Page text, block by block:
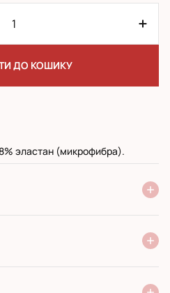
ДО КОШИКУ
эластан (микрофибра).